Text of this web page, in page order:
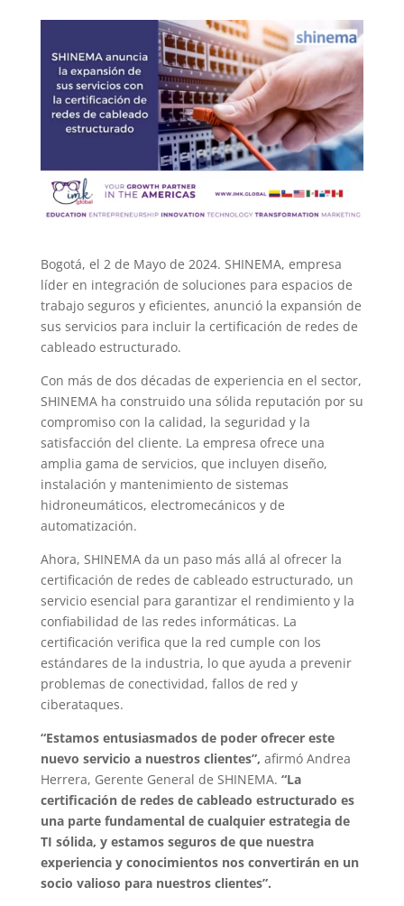
Bogotá, el 2 de Mayo de 2024. SHINEMA, empresa
líder en integración de soluciones para espacios de
trabajo seguros y eficientes, anunció la expansión de
sus servicios para incluir la certificación de redes de
cableado estructurado.
Con más de dos décadas de experiencia en el sector,
SHINEMA ha construido una sólida reputación por su
compromiso con la calidad, la seguridad y la
satisfacción del cliente. La empresa ofrece una
amplia gama de servicios, que incluyen diseño,
instalación y mantenimiento de sistemas
hidroneumáticos, electromecánicos y de
automatización.
Ahora, SHINEMA da un paso más allá al ofrecer la
certificación de redes de cableado estructurado, un
servicio esencial para garantizar el rendimiento y la
confiabilidad de las redes informáticas. La
certificación verifica que la red cumple con los
estándares de la industria, lo que ayuda a prevenir
problemas de conectividad, fallos de red y
ciberataques.
“Estamos entusiasmados de poder ofrecer este
nuevo servicio a nuestros clientes”, afirmó Andrea
Herrera, Gerente General de SHINEMA. “La
certificación de redes de cableado estructurado es
una parte fundamental de cualquier estrategia de
TI sólida, y estamos seguros de que nuestra
experiencia y conocimientos nos convertirán en un
socio valioso para nuestros clientes”.